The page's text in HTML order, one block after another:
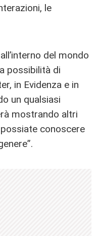
le
del mondo
possibilità di
in Evidenza e in
un qualsiasi
mostrando altri
conoscere